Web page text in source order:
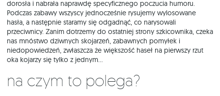
dorosła i nabrała naprawdę specyficznego poczucia humoru.
Podczas zabawy wszyscy jednocześnie rysujemy wylosowane
hasła, a następnie staramy się odgadnąć, co narysowali
przeciwnicy. Zanim dotrzemy do ostatniej strony szkicownika, czeka
nas mnóstwo dziwnych skojarzeń, zabawnych pomyłek i
niedopowiedzeń, zwłaszcza że większość haseł na pierwszy rzut
oka kojarzy się tylko z jednym…
Na czym to polega?